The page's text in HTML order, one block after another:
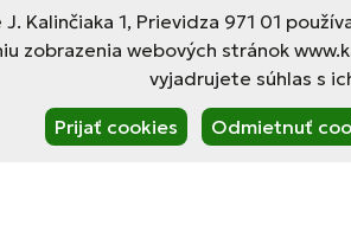
Kalinčiaka 1, Prievidza 971 01
zobrazenia webových stránok
vyjadrujete súhlas s
Prijať cookies Odmietnuť